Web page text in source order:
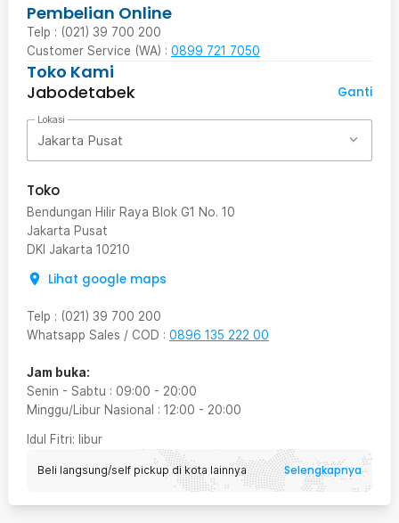
Pembelian Online
Telp : (021) 39 700 200
Customer Service (WA) : 0899 721 7050
Toko Kami
Jabodetabek
Ganti
Lokasi
Jakarta Pusat
Toko
Bendungan Hilir Raya Blok G1 No. 10
Jakarta Pusat
DKI Jakarta 10210
Lihat google maps
Telp : (021) 39 700 200
Whatsapp Sales / COD : 0896 135 222 00
Jam buka:
Senin - Sabtu : 09:00 - 20:00
Minggu/Libur Nasional : 12:00 - 20:00
Idul Fitri: libur
Beli langsung/self pickup di kota lainnya Selengkapnya